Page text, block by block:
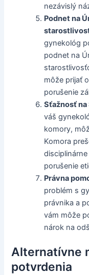
nezávislý
Podnet na
gynekológ
podnet na
môže prijať
porušenie
Sťažnosť
váš
komory,
Komora
porušenie
Právna
problém s
právnika a
vám môže
nárok na
Alternatívne
potvrdenia